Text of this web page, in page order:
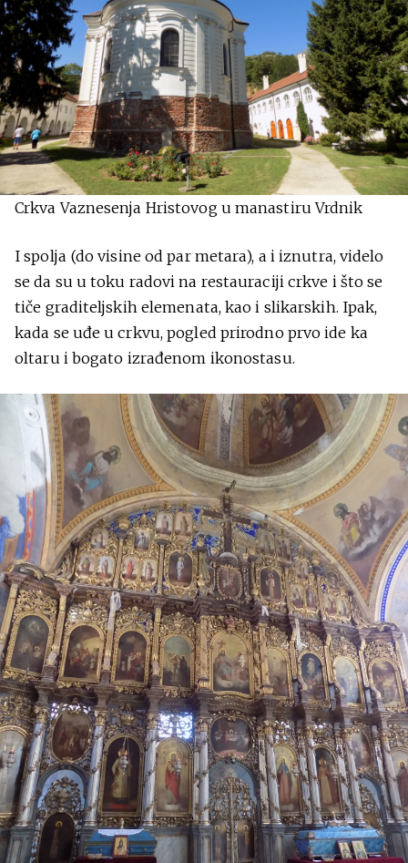
Crkva Vaznesenja Hristovog u manastiru Vrdnik
I spolja (do visine od par metara), a i iznutra, videlo
se da su u toku radovi na restauraciji crkve i što se
tiče graditeljskih elemenata, kao i slikarskih. Ipak,
kada se uđe u crkvu, pogled prirodno prvo ide ka
oltaru i bogato izrađenom ikonostasu.